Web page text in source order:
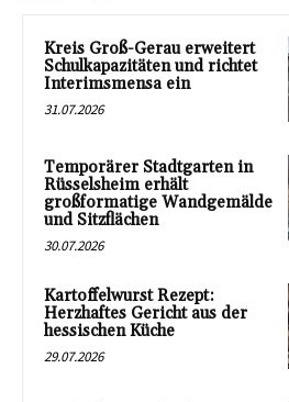
Kreis Groß-Gerau erweitert
Schulkapazitäten und richtet
Interimsmensa ein
31.07.2026
Temporärer Stadtgarten in
Rüsselsheim erhält
großformatige Wandgemälde
und Sitzflächen
30.07.2026
Kartoffelwurst Rezept:
Herzhaftes Gericht aus der
hessischen Küche
29.07.2026